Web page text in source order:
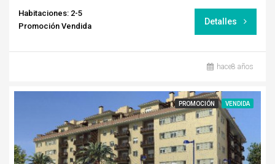
Habitaciones: 2-5
Promoción Vendida
Detalles
hace8 años
PROMOCIÓN VENDIDA